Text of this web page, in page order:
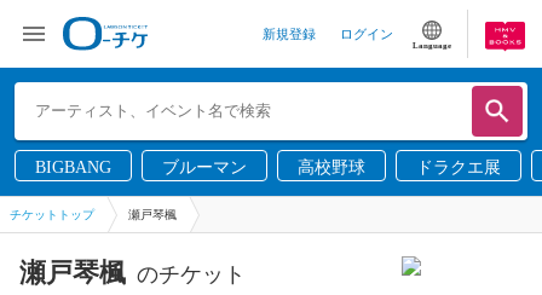
新規登録 ログイン
Language
BIGBANG ブルーマン 高校野球 ドラクエ展
チケットトップ 瀬戸琴楓
瀬戸琴楓 のチケット